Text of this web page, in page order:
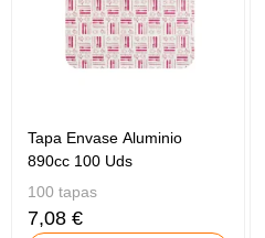
Tapa Envase Aluminio
890cc 100 Uds
100 tapas
7,08 €